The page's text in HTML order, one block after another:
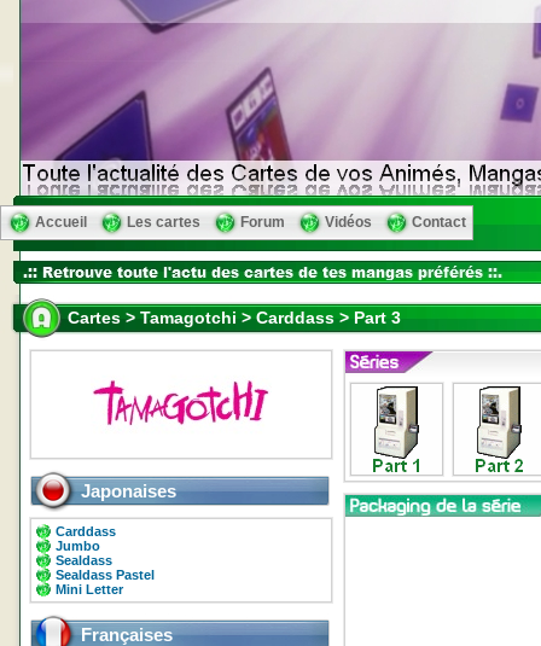
Accueil Les cartes Forum Vidéos Contact
Cartes > Tamagotchi > Carddass > Part 3
Japonaises
Carddass
Jumbo
Sealdass
Sealdass Pastel
Mini Letter
Françaises